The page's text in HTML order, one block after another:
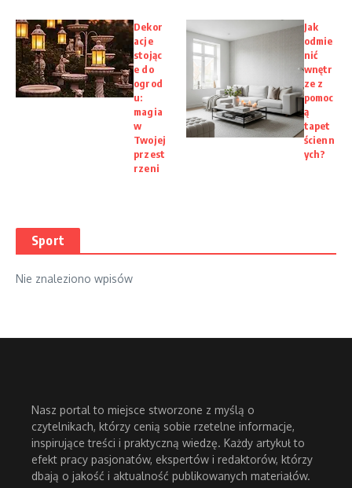
Dekor
acje
stojąc
e do
ogrod
u:
magia
w
Twojej
przest
rzeni
Jak
odmie
nić
wnętr
ze z
pomoc
ą
tapet
ścienn
ych?
Sport
Nie znaleziono wpisów
Nasz portal to miejsce stworzone z myślą o
czytelnikach, którzy cenią sobie rzetelne informacje,
inspirujące treści i praktyczną wiedzę. Każdy artykuł to
efekt pracy pasjonatów, ekspertów i redaktorów, którzy
dbają o jakość i aktualność publikowanych materiałów.